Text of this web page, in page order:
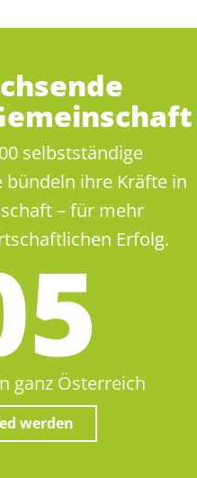
selbstständige
ihre Kräfte in
– für mehr
Erfolg.
ganz Österreich
werden